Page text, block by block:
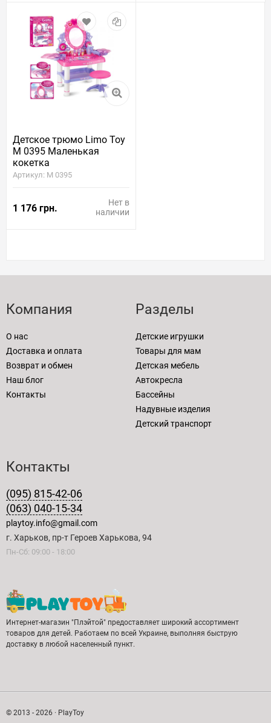
Детское трюмо Limo Toy
M 0395 Маленькая
кокетка
Артикул: M 0395
1 176 грн.
Нет в
наличии
Компания
О нас
Доставка и оплата
Возврат и обмен
Наш блог
Контакты
Разделы
Детские игрушки
Товары для мам
Детская мебель
Автокресла
Бассейны
Надувные изделия
Детский транспорт
Контакты
(095) 815-42-06
(063) 040-15-34
playtoy.info@gmail.com
г. Харьков, пр-т Героев Харькова, 94
Пн-Сб: 09:00 - 18:00
Интернет-магазин "Плэйтой" предоставляет широкий ассортимент
товаров для детей. Работаем по всей Украине, выполняя быструю
доставку в любой населенный пункт.
© 2013 - 2026 · PlayToy